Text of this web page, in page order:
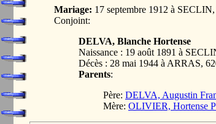
Mariage: 17 septembre 1912 à
Conjoint:
DELVA, Blanche Hortense
Naissance : 19 août 1891 à
Décès : 28 mai 1944 à ARRAS,
Parents:
Père: DELVA, Augustin
Mère: OLIVIER, Hortense